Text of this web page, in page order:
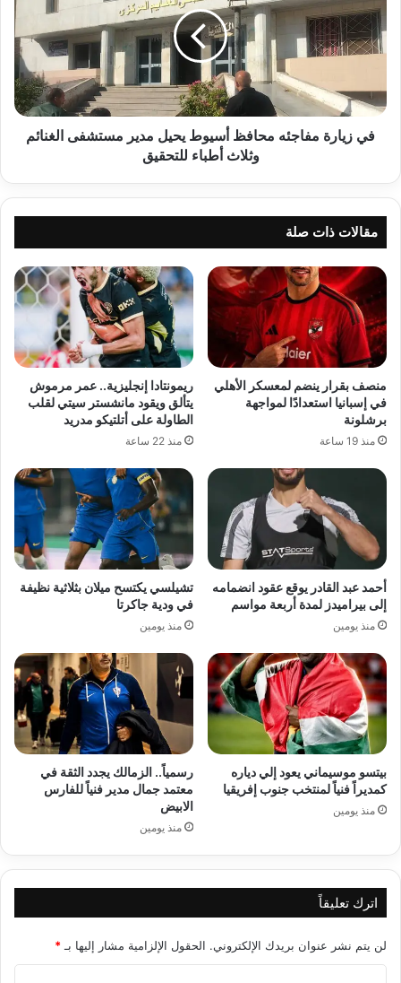
بجميع
فروع
الشركة
محافظ
أسيوط
يحيل
مستشفى
الغنائم
وثلاث
في زيارة مفاجئه محافظ أسيوط يحيل مدير مستشفى الغنائم
وثلاث أطباء للتحقيق
مقالات ذات صلة
منصف بقرار ينضم لمعسكر الأهلي
في إسبانيا استعدادًا لمواجهة
برشلونة
منذ 19 ساعة
ريمونتادا إنجليزية.. عمر مرموش
يتألق ويقود مانشستر سيتي لقلب
الطاولة على أتلتيكو مدريد
منذ 22 ساعة
أحمد عبد القادر يوقع عقود انضمامه
إلى بيراميدز لمدة أربعة مواسم
منذ يومين
تشيلسي يكتسح ميلان بثلاثية نظيفة
في ودية جاكرتا
منذ يومين
بيتسو موسيماني يعود إلي دياره
كمديراً فنياً لمنتخب جنوب إفريقيا
منذ يومين
رسمياً.. الزمالك يجدد الثقة في
معتمد جمال مدير فنياً للفارس
الابيض
منذ يومين
اترك تعليقاً
لن يتم نشر عنوان بريدك الإلكتروني. الحقول الإلزامية مشار إليها بـ *